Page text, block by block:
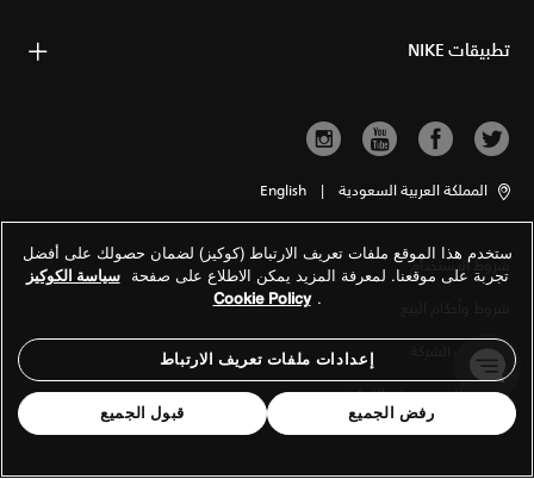
تطبيقات NIKE
المملكة العربية السعودية |
English
شروط الاستخدام
معلومات الشركة
سياسة الخصوصية والكوكيز
ستخدم هذا الموقع ملفات تعريف الارتباط (كوكيز) لضمان حصولك على أفضل
تجربة على موقعنا. لمعرفة المزيد يمكن الاطلاع على صفحة سياسة الكوكيز
.
Cookie Policy
إعدادات ملفات تعريف الارتباط
رفض الجميع قبول الجميع